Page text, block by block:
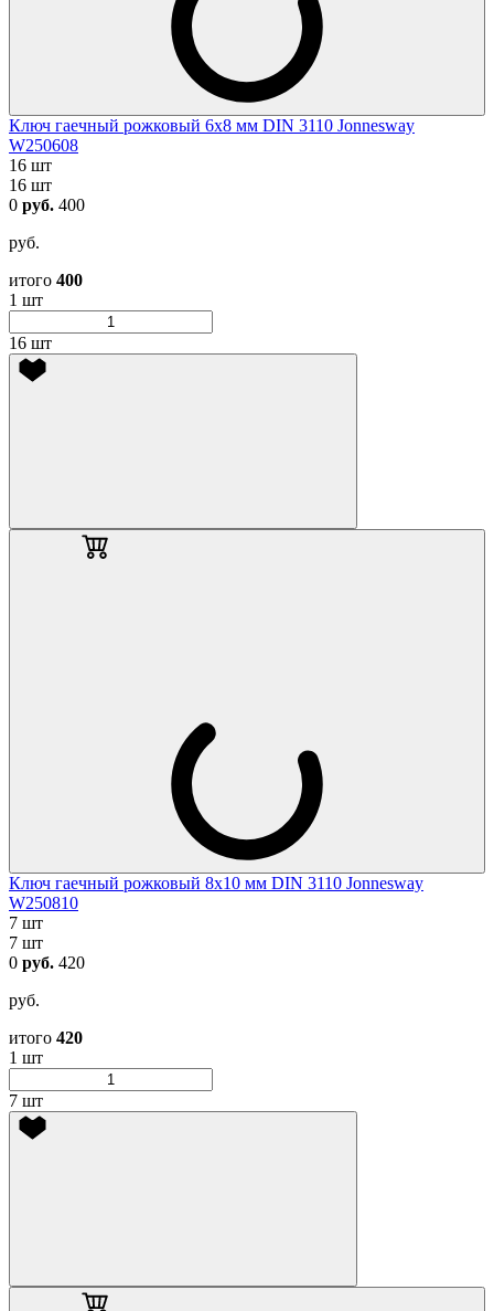
Ключ гаечный рожковый 6х8 мм DIN 3110 Jonnesway
W250608
16 шт
16 шт
0 руб. 400
руб.
итого 400
1 шт
16 шт
Ключ гаечный рожковый 8х10 мм DIN 3110 Jonnesway
W250810
7 шт
7 шт
0 руб. 420
руб.
итого 420
1 шт
7 шт